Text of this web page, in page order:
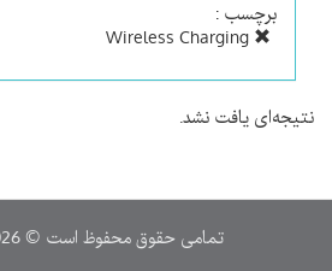
برچسب :
نتیجه‌ای یافت نشد.
Copyright 2026 © تمامی حقوق محفوظ است